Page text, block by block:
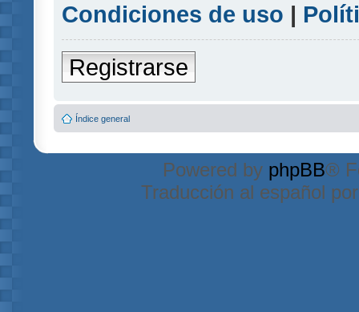
Condiciones de uso |
Registrarse
Índice general
Powered by phpBB®
Traducción al español